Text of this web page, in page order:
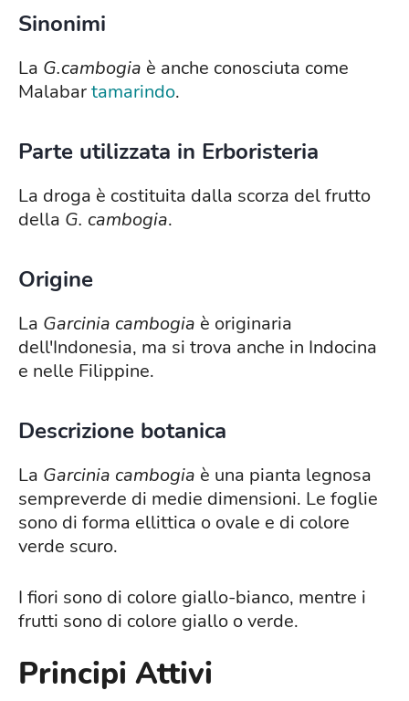
Sinonimi
La G.cambogia è anche conosciuta come
Malabartamarindo.
Parte utilizzata in Erboristeria
La droga è costituita dalla scorza del frutto
della G. cambogia.
Origine
La Garcinia cambogia è originaria
dell'Indonesia, ma si trova anche in Indocina
e nelle Filippine.
Descrizione botanica
La Garcinia cambogia è una pianta legnosa
sempreverde di medie dimensioni. Le foglie
sono di forma ellittica o ovale e di colore
verde scuro.
I fiori sono di colore giallo-bianco, mentre i
frutti sono di colore giallo o verde.
Principi Attivi